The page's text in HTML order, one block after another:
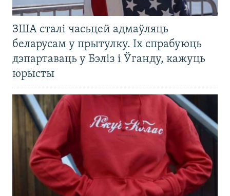
ЗША сталі часьцей адмаўляць
беларусам у прытулку. Іх спрабуюць
дэпартаваць у Бэліз і Ўганду, кажуць
юрысты